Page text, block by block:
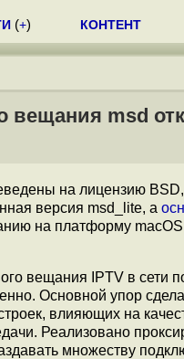
(+) КОНТЕНТ
вещания msd
на лицензию
версия msd_lite, а
на платформу
вещания IPTV в сети
Основной упор
влияющих на
Реализовано
множеству